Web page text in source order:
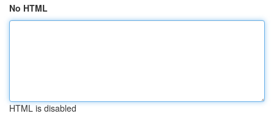
No HTML
HTML is disabled